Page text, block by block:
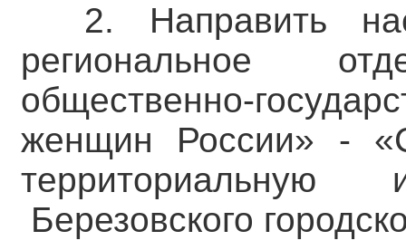
2. Направить
региональное
общественно-
женщин России» -
территориальную
Березовского